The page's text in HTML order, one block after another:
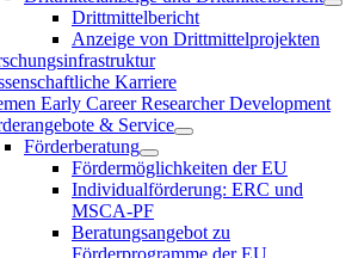
Drittmittelbericht
Anzeige von Drittmittelprojekten
Karriere
Early Career Researcher Development
& Service
Förderberatung
Fördermöglichkeiten der EU
Individualförderung: ERC und
MSCA-PF
Beratungsangebot zu
Förderprogramme der EU